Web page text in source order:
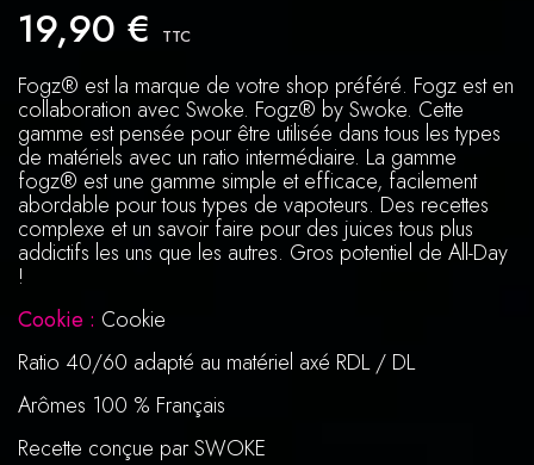
19,90 € TTC
Fogz® est la marque de votre shop préféré. Fogz est en
collaboration avec Swoke. Fogz® by Swoke. Cette
gamme est pensée pour être utilisée dans tous les types
de matériels avec un ratio intermédiaire. La gamme
fogz® est une gamme simple et efficace, facilement
abordable pour tous types de vapoteurs. Des recettes
complexe et un savoir faire pour des juices tous plus
addictifs les uns que les autres. Gros potentiel de All-Day
!
Cookie : Cookie
Ratio 40/60 adapté au matériel axé RDL / DL
Arômes 100 % Français
Recette conçue par SWOKE